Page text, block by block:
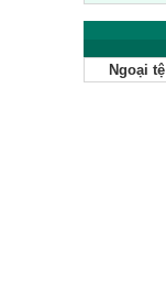
Ngoại tệ